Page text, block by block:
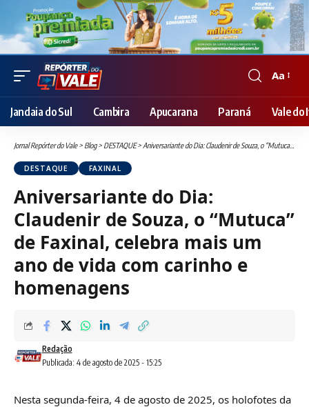
Font
Resizer
Aa
Jandaia do Sul Cambira Apucarana Paraná Vale do
Jornal Repórter do Vale> Blog> DESTAQUE>Aniversariante do Dia: Claudenir de Souza, o “Mutuca” de Faxinal, celebra mais um ano de vida com carinho e homenagens
DESTAQUE FAXINAL
Aniversariante do Dia:
Claudenir de Souza, o “Mutuca”
de Faxinal, celebra mais um
ano de vida com carinho e
homenagens
Publicada: 4 de agosto de 2025 - 15:25
Redação
Nesta segunda-feira, 4 de agosto de 2025, os holofotes da